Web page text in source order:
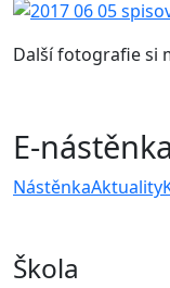
E-nástěnka
NástěnkaAktuality
Další fotografie si
Škola